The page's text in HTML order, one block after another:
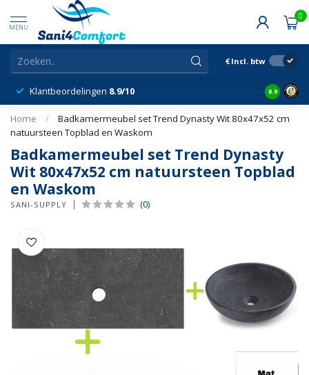
MENU
0
€ Incl. btw
Klantbeordelingen 8.9/10 8.9
Home /
Badkamermeubel set Trend Dynasty Wit 80x47x52 cm
natuursteen Topblad en Waskom
Badkamermeubel set Trend Dynasty
Wit 80x47x52 cm natuursteen Topblad
en Waskom
SANI-SUPPLY (0)